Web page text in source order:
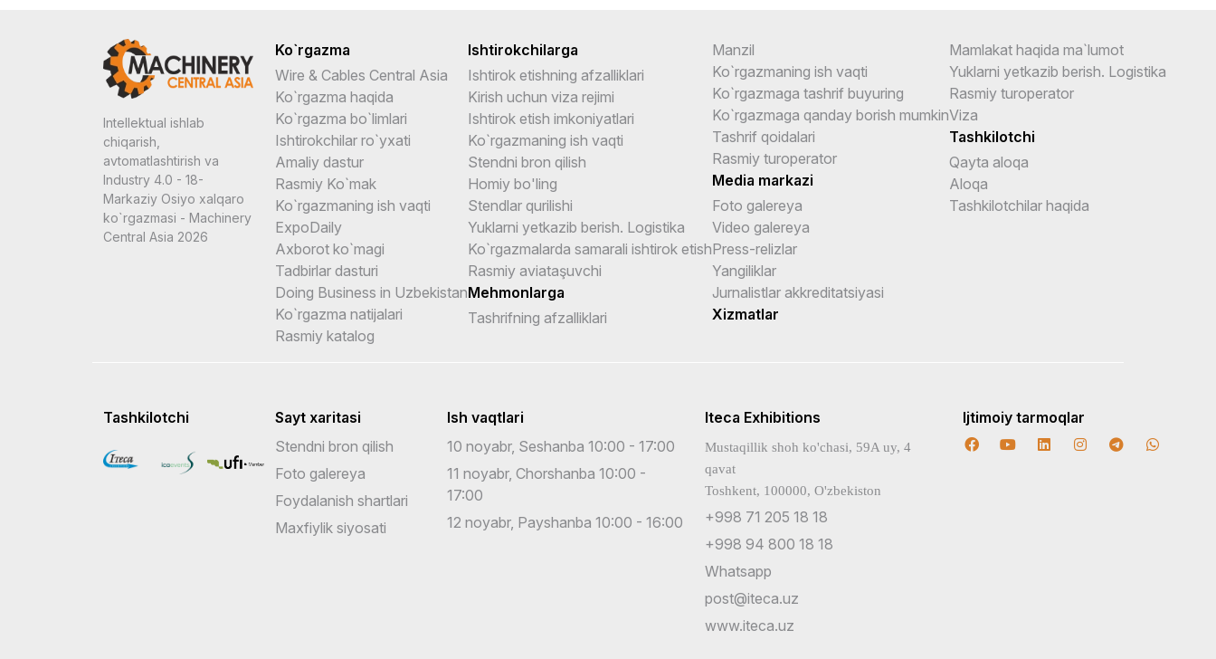
Intellektual ishlab
chiqarish,
avtomatlashtirish va
Industry 4.0 - 18-
Markaziy Osiyo xalqaro
ko`rgazmasi - Machinery
Central Asia 2026
Ko`rgazma
Wire & Cables Central Asia
Ko`rgazma haqida
Ko`rgazma bo`limlari
Ishtirokchilar ro`yxati
Amaliy dastur
Rasmiy Ko`mak
Ko`rgazmaning ish vaqti
ExpoDaily
Axborot ko`magi
Tadbirlar dasturi
Doing Business in Uzbekistan
Ko`rgazma natijalari
Rasmiy katalog
Ishtirokchilarga
Ishtirok etishning afzalliklari
Kirish uchun viza rejimi
Ishtirok etish imkoniyatlari
Ko`rgazmaning ish vaqti
Stendni bron qilish
Homiy bo'ling
Stendlar qurilishi
Yuklarni yetkazib berish. Logistika
Ko`rgazmalarda samarali ishtirok etish
Rasmiy aviataşuvchi
Mehmonlarga
Tashrifning afzalliklari
Manzil
Ko`rgazmaning ish vaqti
Ko`rgazmaga tashrif buyuring
Ko`rgazmaga qanday borish mumkin
Tashrif qoidalari
Rasmiy turoperator
Media markazi
Foto galereya
Video galereya
Press-relizlar
Yangiliklar
Jurnalistlar akkreditatsiyasi
Xizmatlar
Mamlakat haqida ma`lumot
Yuklarni yetkazib berish. Logistika
Rasmiy turoperator
Viza
Tashkilotchi
Qayta aloqa
Aloqa
Tashkilotchilar haqida
Tashkilotchi
Sayt xaritasi
Stendni bron qilish
Foto galereya
Foydalanish shartlari
Maxfiylik siyosati
Ish vaqtlari
10 noyabr, Seshanba 10:00 - 17:00
11 noyabr, Chorshanba 10:00 -
17:00
12 noyabr, Payshanba 10:00 - 16:00
Iteca Exhibitions
Mustaqillik shoh ko'chasi, 59A uy, 4
qavat
Toshkent, 100000, O'zbekiston
+998 71 205 18 18
+998 94 800 18 18
Whatsapp
post@iteca.uz
www.iteca.uz
Ijtimoiy tarmoqlar